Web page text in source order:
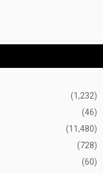
(1,232)
(46)
(11,480)
(728)
(60)